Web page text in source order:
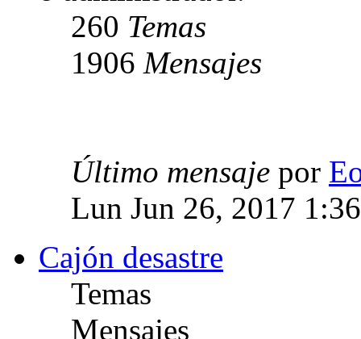
260 Temas
1906 Mensajes
Último mensaje por
Lun Jun 26, 2017
Cajón desastre
Temas
Mensajes